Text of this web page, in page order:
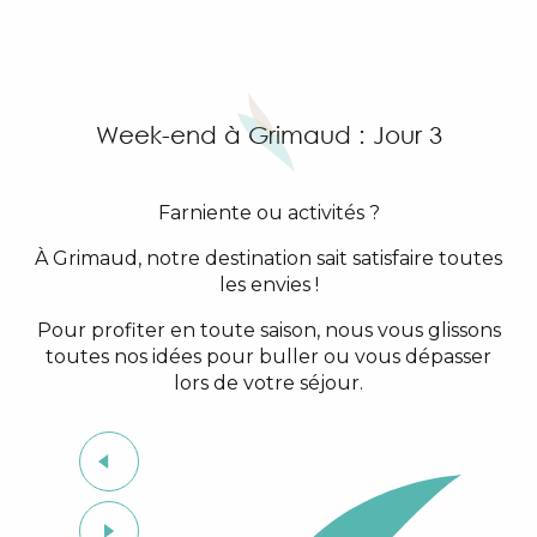
Week-end à Grimaud : Jour 3
Farniente ou activités ?
À Grimaud, notre destination sait satisfaire toutes
les envies !
Pour profiter en toute saison, nous vous glissons
toutes nos idées pour buller ou vous dépasser
lors de votre séjour.